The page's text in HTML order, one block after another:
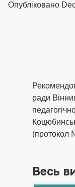
Опубліковано
ради
(протокол
Весь